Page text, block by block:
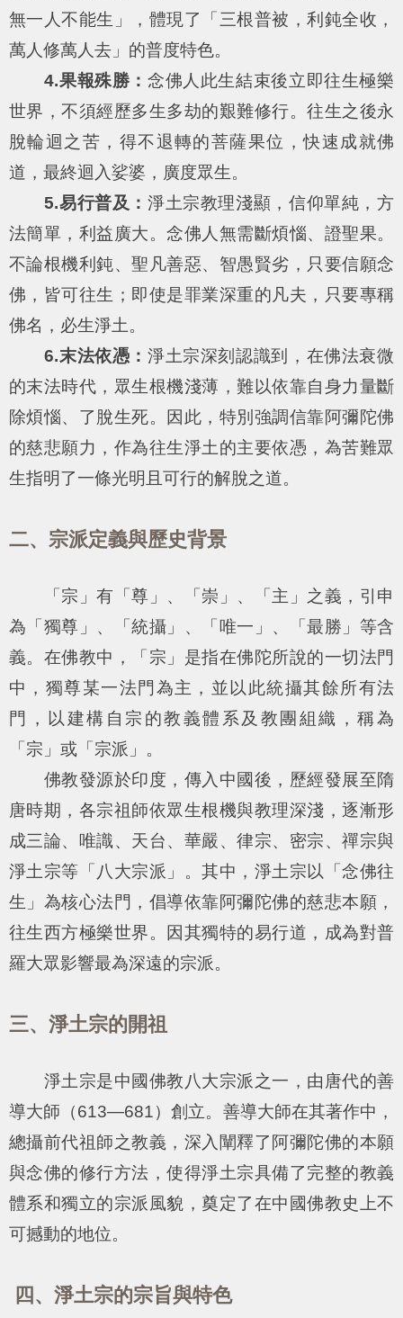
無一人不能生」，體現了「三根普被，利鈍全收，
萬人修萬人去」的普度特色。
4.果報殊勝：念佛人此生結束後立即往生極樂
世界，不須經歷多生多劫的艱難修行。往生之後永
脫輪迴之苦，得不退轉的菩薩果位，快速成就佛
道，最終迴入娑婆，廣度眾生。
5.易行普及：淨土宗教理淺顯，信仰單純，方
法簡單，利益廣大。念佛人無需斷煩惱、證聖果。
不論根機利鈍、聖凡善惡、智愚賢劣，只要信願念
佛，皆可往生；即使是罪業深重的凡夫，只要專稱
佛名，必生淨土。
6.末法依憑：淨土宗深刻認識到，在佛法衰微
的末法時代，眾生根機淺薄，難以依靠自身力量斷
除煩惱、了脫生死。因此，特別強調信靠阿彌陀佛
的慈悲願力，作為往生淨土的主要依憑，為苦難眾
生指明了一條光明且可行的解脫之道。
二、宗派定義與歷史背景
「宗」有「尊」、「崇」、「主」之義，引申
為「獨尊」、「統攝」、「唯一」、「最勝」等含
義。在佛教中，「宗」是指在佛陀所說的一切法門
中，獨尊某一法門為主，並以此統攝其餘所有法
門，以建構自宗的教義體系及教團組織，稱為
「宗」或「宗派」。
佛教發源於印度，傳入中國後，歷經發展至隋
唐時期，各宗祖師依眾生根機與教理深淺，逐漸形
成三論、唯識、天台、華嚴、律宗、密宗、禪宗與
淨土宗等「八大宗派」。其中，淨土宗以「念佛往
生」為核心法門，倡導依靠阿彌陀佛的慈悲本願，
往生西方極樂世界。因其獨特的易行道，成為對普
羅大眾影響最為深遠的宗派。
三、淨土宗的開祖
淨土宗是中國佛教八大宗派之一，由唐代的善
導大師（613—681）創立。善導大師在其著作中，
總攝前代祖師之教義，深入闡釋了阿彌陀佛的本願
與念佛的修行方法，使得淨土宗具備了完整的教義
體系和獨立的宗派風貌，奠定了在中國佛教史上不
可撼動的地位。
四、淨土宗的宗旨與特色